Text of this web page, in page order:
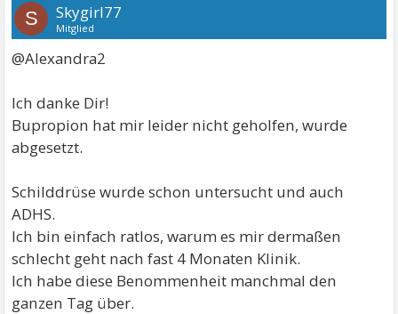
S Skygirl77
Mitglied
@Alexandra2
Ich danke Dir!
Bupropion hat mir leider nicht geholfen, wurde
abgesetzt.
Schilddrüse wurde schon untersucht und auch
ADHS.
Ich bin einfach ratlos, warum es mir dermaßen
schlecht geht nach fast 4 Monaten Klinik.
Ich habe diese Benommenheit manchmal den
ganzen Tag über.